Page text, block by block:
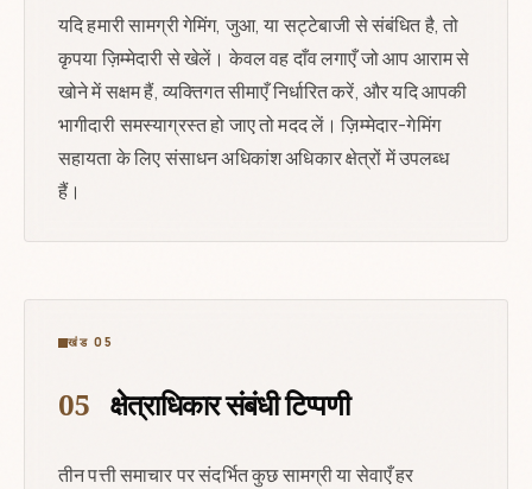
यदि हमारी सामग्री गेमिंग, जुआ, या सट्टेबाजी से संबंधित है, तो
कृपया ज़िम्मेदारी से खेलें। केवल वह दाँव लगाएँ जो आप आराम से
खोने में सक्षम हैं, व्यक्तिगत सीमाएँ निर्धारित करें, और यदि आपकी
भागीदारी समस्याग्रस्त हो जाए तो मदद लें। ज़िम्मेदार-गेमिंग
सहायता के लिए संसाधन अधिकांश अधिकार क्षेत्रों में उपलब्ध
हैं।
खंड 05
05 क्षेत्राधिकार संबंधी टिप्पणी
तीन पत्ती समाचार पर संदर्भित कुछ सामग्री या सेवाएँ हर